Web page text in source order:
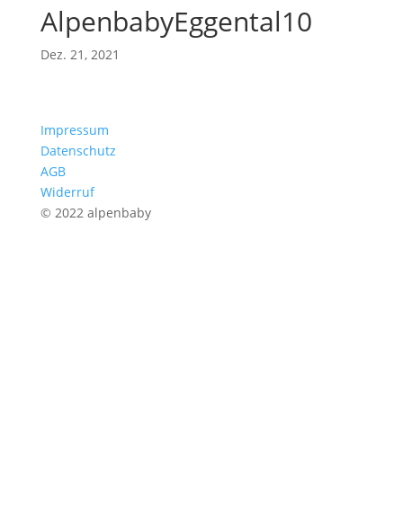
AlpenbabyEggental10
Dez. 21, 2021
Impressum
Datenschutz
AGB
Widerruf
© 2022 alpenbaby